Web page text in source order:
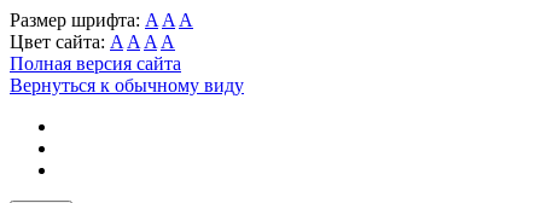
Размер шрифта: A A A
Цвет сайта: A A A A
Полная версия сайта
Вернуться к обычному виду